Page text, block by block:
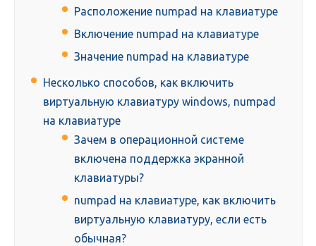
Расположение numpad на клавиатуре
Включение numpad на клавиатуре
Значение numpad на клавиатуре
Несколько способов, как включить
виртуальную клавиатуру windows, numpad
на клавиатуре
Зачем в операционной системе
включена поддержка экранной
клавиатуры?
numpad на клавиатуре, как включить
виртуальную клавиатуру, если есть
обычная?